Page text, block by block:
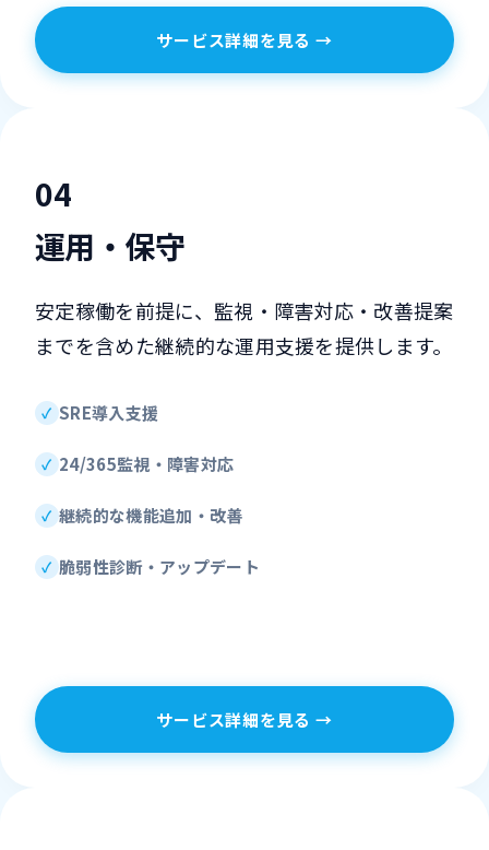
サービス詳細を見る →
04
運用・保守
安定稼働を前提に、監視・障害対応・改善提案
までを含めた継続的な運用支援を提供します。
SRE導入支援
24/365監視・障害対応
継続的な機能追加・改善
脆弱性診断・アップデート
サービス詳細を見る →